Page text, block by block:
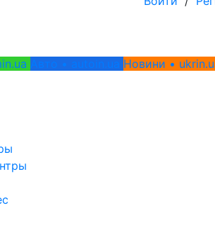
Авто • autoin.ua Новини •